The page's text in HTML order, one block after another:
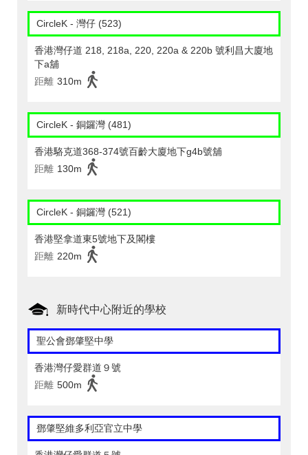
CircleK - 灣仔 (523)
香港灣仔道 218, 218a, 220, 220a & 220b 號利昌大廈地
下a舖
距離 310m
CircleK - 銅鑼灣 (481)
香港駱克道368-374號百齡大廈地下g4b號舖
距離 130m
CircleK - 銅鑼灣 (521)
香港堅拿道東5號地下及閣樓
距離 220m
新時代中心附近的學校
聖公會鄧肇堅中學
香港灣仔愛群道９號
距離 500m
鄧肇堅維多利亞官立中學